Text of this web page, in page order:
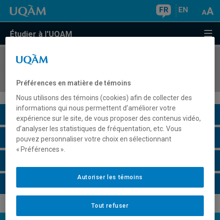
FR EN
Étudier à l'UQAM
COURS//
Description du cours
Horaire - Été 2026
Préférences en matière de témoins
Nous utilisons des témoins (cookies) afin de collecter des
informations qui nous permettent d’améliorer votre
expérience sur le site, de vous proposer des contenus vidéo,
d’analyser les statistiques de fréquentation, etc. Vous
pouvez personnaliser votre choix en sélectionnant
« Préférences ».
Tout refuser
Autoriser les témoins